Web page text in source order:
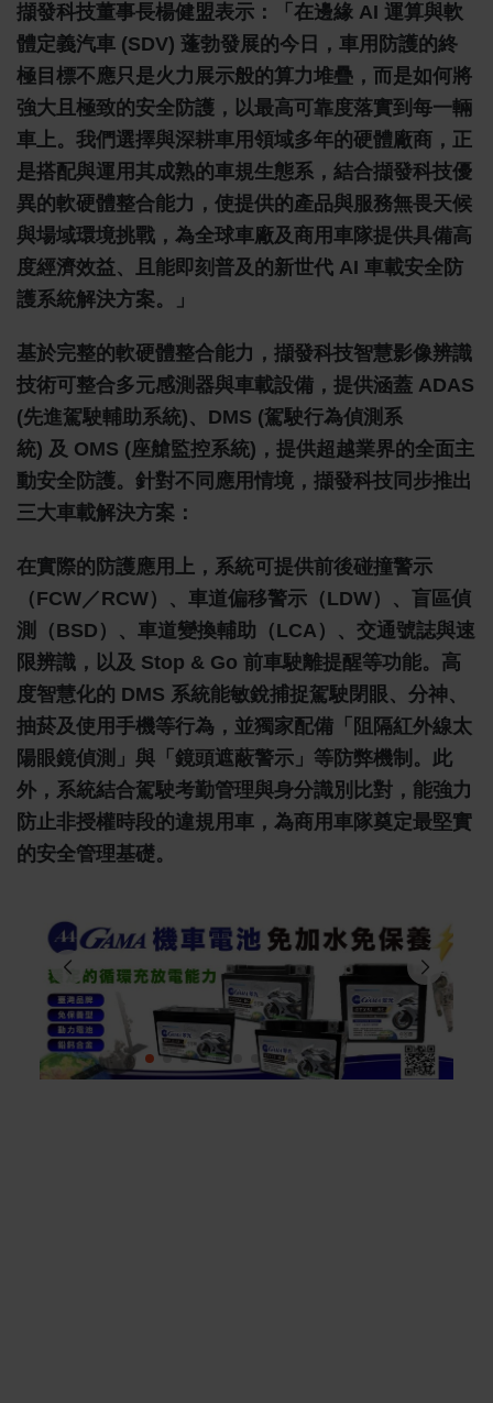
擷發科技董事長楊健盟表示：「在邊緣 AI 運算與軟
體定義汽車 (SDV) 蓬勃發展的今日，車用防護的終
極目標不應只是火力展示般的算力堆疊，而是如何將
強大且極致的安全防護，以最高可靠度落實到每一輛
車上。我們選擇與深耕車用領域多年的硬體廠商，正
是搭配與運用其成熟的車規生態系，結合擷發科技優
異的軟硬體整合能力，使提供的產品與服務無畏天候
與場域環境挑戰，為全球車廠及商用車隊提供具備高
度經濟效益、且能即刻普及的新世代 AI 車載安全防
護系統解決方案。」
基於完整的軟硬體整合能力，擷發科技智慧影像辨識
技術可整合多元感測器與車載設備，提供涵蓋 ADAS
(先進駕駛輔助系統)、DMS (駕駛行為偵測系
統) 及 OMS (座艙監控系統)，提供超越業界的全面主
動安全防護。針對不同應用情境，擷發科技同步推出
三大車載解決方案：
在實際的防護應用上，系統可提供前後碰撞警示
（FCW／RCW）、車道偏移警示（LDW）、盲區偵
測（BSD）、車道變換輔助（LCA）、交通號誌與速
限辨識，以及 Stop & Go 前車駛離提醒等功能。高
度智慧化的 DMS 系統能敏銳捕捉駕駛閉眼、分神、
抽菸及使用手機等行為，並獨家配備「阻隔紅外線太
陽眼鏡偵測」與「鏡頭遮蔽警示」等防弊機制。此
外，系統結合駕駛考勤管理與身分識別比對，能強力
防止非授權時段的違規用車，為商用車隊奠定最堅實
的安全管理基礎。